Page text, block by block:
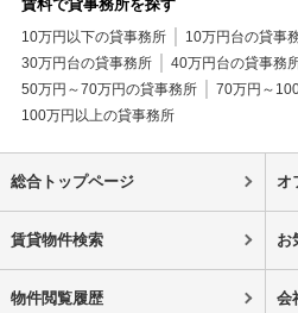
賃料で貸事務所を探す
10万円以下の貸事務所 10万円台の貸事
30万円台の貸事務所
40万円台の貸事務
50万円～70万円の貸事務所
70万円～
100万円以上の貸事務所
総合トップページ オ
賃貸物件検索 お
物件閲覧履歴 会